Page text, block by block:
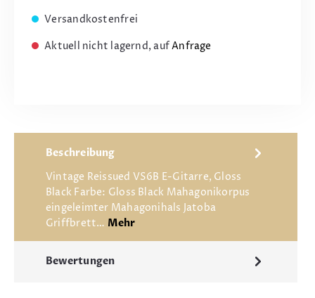
Versandkostenfrei
Aktuell nicht lagernd, aufAnfrage
Beschreibung
Vintage Reissued VS6B E-Gitarre, Gloss
Black Farbe: Gloss Black Mahagonikorpus
eingeleimter Mahagonihals Jatoba
Griffbrett… Mehr
Bewertungen